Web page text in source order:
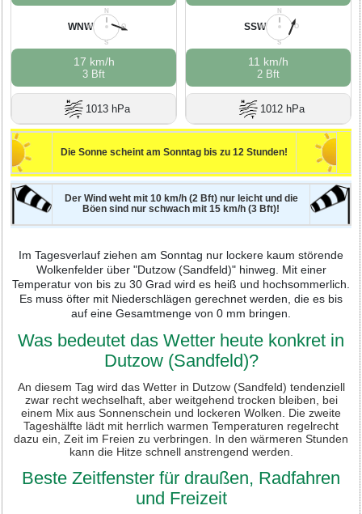
N
O
S
W
WNW
17 km/h
3 Bft
1013 hPa
N
O
S
W
SSW
11 km/h
2 Bft
1012 hPa
Die Sonne scheint am Sonntag bis zu 12 Stunden!
Der Wind weht mit 10 km/h (2 Bft) nur leicht und die
Böen sind nur schwach mit 15 km/h (3 Bft)!
Im Tagesverlauf ziehen am Sonntag nur lockere kaum störende
Wolkenfelder über "Dutzow (Sandfeld)" hinweg. Mit einer
Temperatur von bis zu 30 Grad wird es heiß und hochsommerlich.
Es muss öfter mit Niederschlägen gerechnet werden, die es bis
auf eine Gesamtmenge von 0 mm bringen.
Was bedeutet das Wetter heute konkret in
Dutzow (Sandfeld)?
An diesem Tag wird das Wetter in Dutzow (Sandfeld) tendenziell
zwar recht wechselhaft, aber weitgehend trocken bleiben, bei
einem Mix aus Sonnenschein und lockeren Wolken. Die zweite
Tageshälfte lädt mit herrlich warmen Temperaturen regelrecht
dazu ein, Zeit im Freien zu verbringen. In den wärmeren Stunden
kann die Hitze schnell anstrengend werden.
Beste Zeitfenster für draußen, Radfahren
und Freizeit